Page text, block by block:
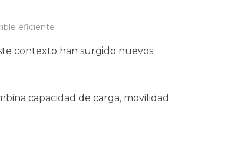
eficiente
contexto han surgido nuevos
capacidad de carga, movilidad